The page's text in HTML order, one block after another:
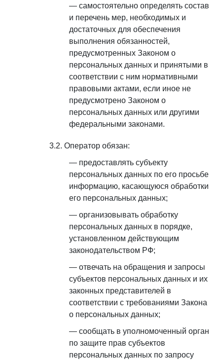
самостоятельно определять состав
и перечень мер, необходимых и
достаточных для обеспечения
выполнения обязанностей,
предусмотренных Законом о
персональных данных и принятыми в
соответствии с ним нормативными
правовыми актами, если иное не
предусмотрено Законом о
персональных данных или другими
федеральными законами.
Оператор обязан:
предоставлять субъекту
персональных данных по его просьбе
информацию, касающуюся обработки
его персональных данных;
организовывать обработку
персональных данных в порядке,
установленном действующим
законодательством РФ;
отвечать на обращения и запросы
субъектов персональных данных и их
законных представителей в
соответствии с требованиями Закона
о персональных данных;
сообщать в уполномоченный орган
по защите прав субъектов
персональных данных по запросу